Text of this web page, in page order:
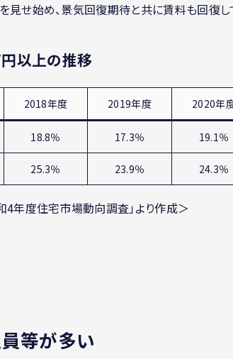
見せ始め、景気回復期待と共に賃料も回復し
以上の推移
2018年度 2019年度 2020年
18.8％ 17.3％ 19.1％
25.3％ 23.9％ 24.3％
4年度住宅市場動向調査」より作成＞
等が多い